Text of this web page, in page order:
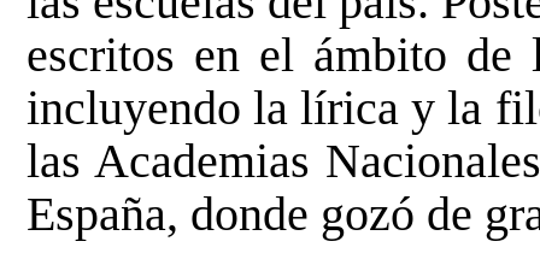
escritos en el ámbito
incluyendo la lírica y la
las Academias
España, donde gozó de